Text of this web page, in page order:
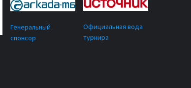
Генеральный
спонсор
Официальная вода
турнира